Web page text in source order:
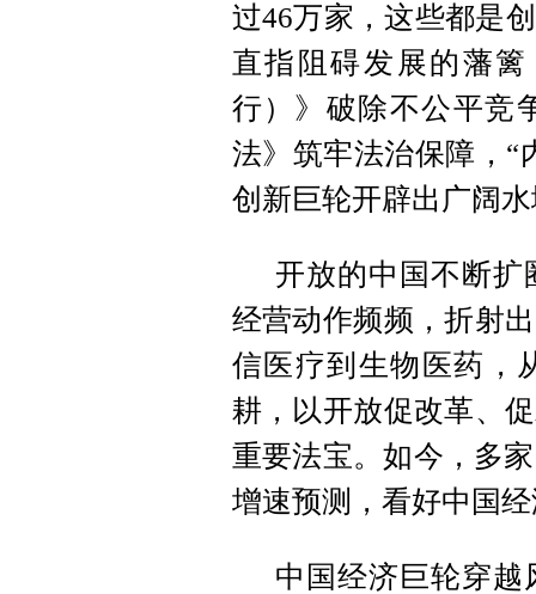
过46万家，这些都是
直指阻碍发展的藩篱
行）》 破除不公平竞
法》 筑牢法治保障，“
创新巨轮开辟出广阔
开放的中国不断扩
经营动作频频，折射
信医疗到生物医药，
耕，以开放促改革、
重要法宝。如今，多
增速预测， 看好中国
中国经济巨轮穿